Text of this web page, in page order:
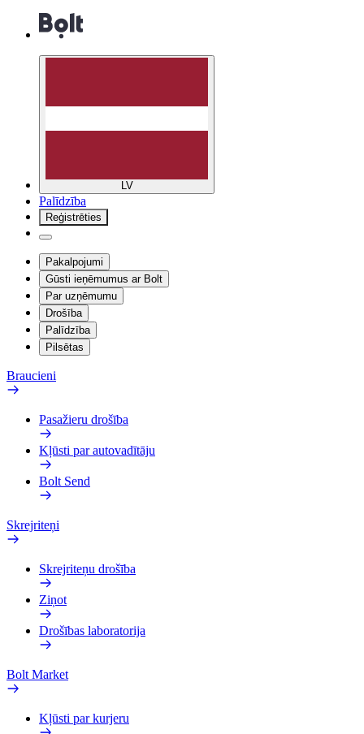
LV
Palīdzība
Reģistrēties
Pakalpojumi
Gūsti ieņēmumus ar Bolt
Par uzņēmumu
Drošība
Palīdzība
Pilsētas
Braucieni
Pasažieru drošība
Kļūsti par autovadītāju
Bolt Send
Skrejriteņi
Skrejriteņu drošība
Ziņot
Drošības laboratorija
Bolt Market
Kļūsti par kurjeru